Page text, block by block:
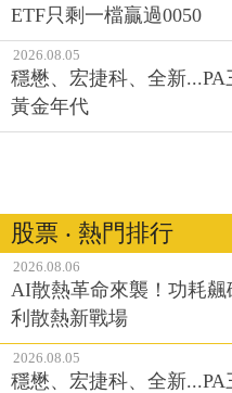
ETF只剩一檔贏過0050
2026.08.05
穩懋、宏捷科、全新
黃金年代
股票 ‧ 熱門排行
2026.08.06
AI散熱革命來襲！功耗
利散熱新戰場
2026.08.05
穩懋、宏捷科、全新